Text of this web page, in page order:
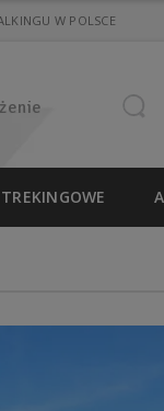
W POLSCE
TREKINGOWE